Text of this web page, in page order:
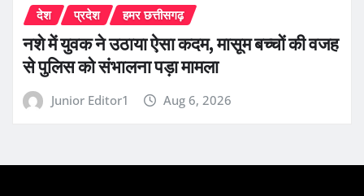
देश प्रदेश हमर छत्तीसगढ़
नशे में युवक ने उठाया ऐसा कदम, मासूम बच्चों की वजह
से पुलिस को संभालना पड़ा मामला
Junior Editor1 Aug 6, 2026